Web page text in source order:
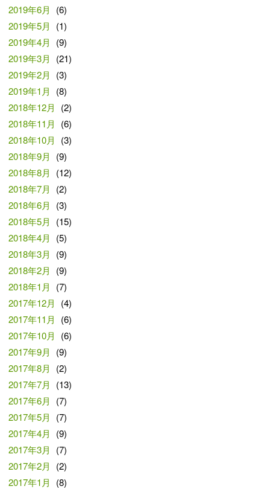
2019年6月
(6)
2019年5月
(1)
2019年4月
(9)
2019年3月
(21)
2019年2月
(3)
2019年1月
(8)
2018年12月
(2)
2018年11月
(6)
2018年10月
(3)
2018年9月
(9)
2018年8月
(12)
2018年7月
(2)
2018年6月
(3)
2018年5月
(15)
2018年4月
(5)
2018年3月
(9)
2018年2月
(9)
2018年1月
(7)
2017年12月
(4)
2017年11月
(6)
2017年10月
(6)
2017年9月
(9)
2017年8月
(2)
2017年7月
(13)
2017年6月
(7)
2017年5月
(7)
2017年4月
(9)
2017年3月
(7)
2017年2月
(2)
2017年1月
(8)